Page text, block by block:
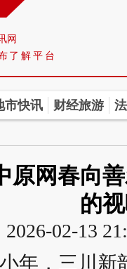
网
了解平台
市快讯 财经旅游
原网春向
的
2026-02-13
年，三川新